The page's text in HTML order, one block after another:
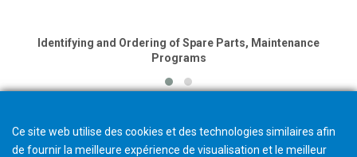
Identifying and Ordering of Spare Parts, Maintenance
Programs
Ce site web utilise des cookies et des technologies similaires afin
de fournir la meilleure expérience de visualisation et le meilleur